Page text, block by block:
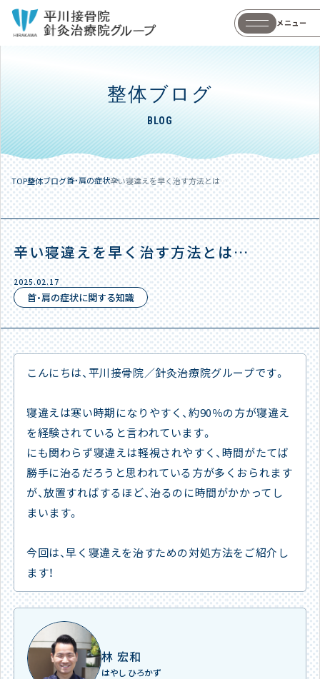
メニュー
整体ブログ
BLOG
TOP整体ブログ首・肩の症状辛い寝違えを早く治す方法とは…
辛い寝違えを早く治す方法とは…
首・肩の症状に関する知識
2025.02.17
こんにちは、平川接骨院／針灸治療院グループです。
寝違えは寒い時期になりやすく、約90％の方が寝違え
を経験されていると言われています。
にも関わらず寝違えは軽視されやすく、時間がたてば
勝手に治るだろうと思われている方が多くおられます
が、放置すればするほど、治るのに時間がかかってし
まいます。
今回は、早く寝違えを治すための対処方法をご紹介し
ます！
林 宏和
はやし ひろかず